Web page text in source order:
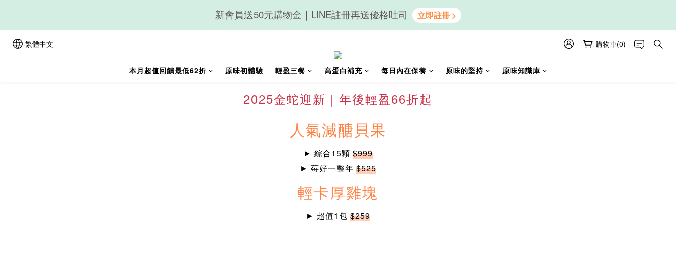
隨心享受｜貝果任選6組$899
新會員送50元購物金｜LINE註冊再送優格吐司
繁體中文 購物車(0)
本月超值回饋最低62折 原味初體驗 輕盈三餐 高蛋白補充 每日內在保養 原味的堅持 原味知識庫
2025金蛇迎新｜年後輕盈66折起
人氣減醣貝果
► 綜合15顆 $999
► 莓好一整年 $525
輕卡厚雞塊
► 超值1包 $259